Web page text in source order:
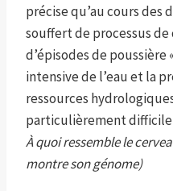
précise qu’au cours des
souffert de processus
d’épisodes de poussière
intensive de l’eau et la
ressources
particulièrement difficile
À quoi ressemble le
montre son génome)